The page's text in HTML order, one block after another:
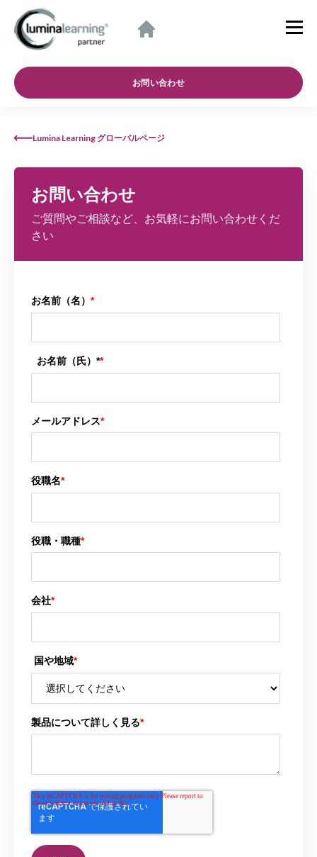
お問い合わせ
Lumina Learning グローバルページ
お問い合わせ
ご質問やご相談など、お気軽にお問い合わせくだ
さい
お名前（名） *
お名前（氏）**
メールアドレス*
役職名*
役職・職種*
会社*
国や地域*
製品について詳しく見る*